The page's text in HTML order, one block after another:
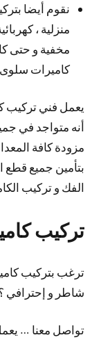
نقوم أيضا
منزلية ،
مخفية و حتى
كاميرات
أنه متواجد في
مزودة كافة
بتأمين جميع قطع
الفك و تركيب
تركيب
ترغب بتركيب
شاطر و إحترافي
تواصل معنا …